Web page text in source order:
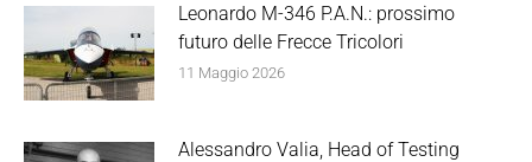
Leonardo M-346 P.A.N.: prossimo
futuro delle Frecce Tricolori
11 Maggio 2026
Alessandro Valia, Head of Testing